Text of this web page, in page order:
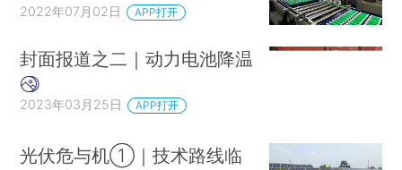
2022年07月02日 APP打开
封面报道之二｜动力电池降温
2023年03月25日 APP打开
光伏危与机①｜技术路线临